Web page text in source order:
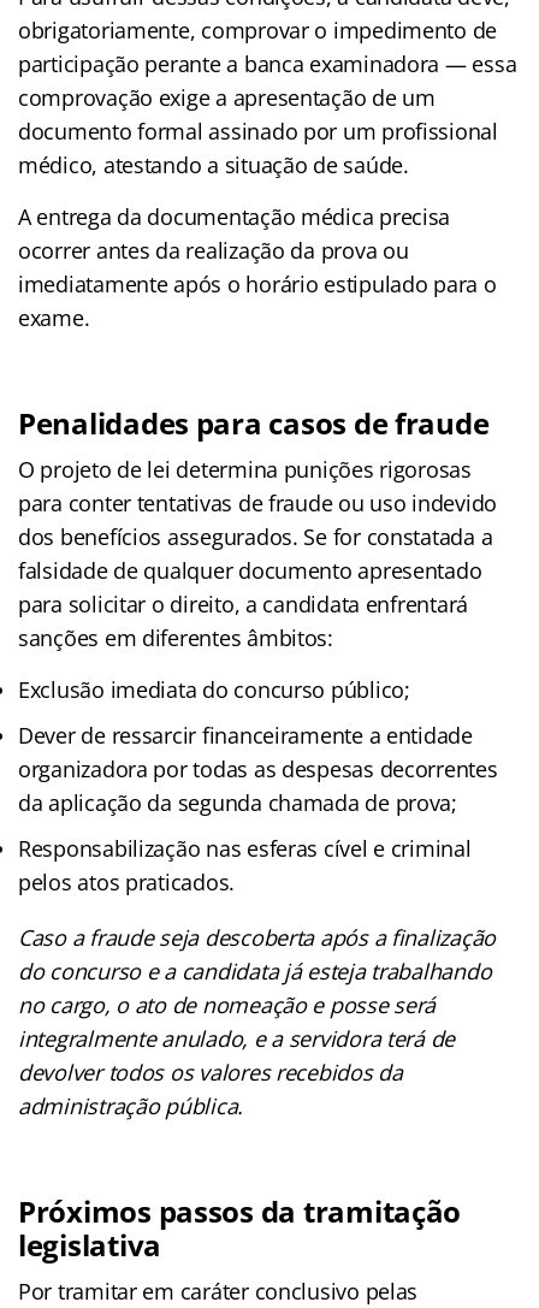
obrigatoriamente, comprovar o impedimento de
participação perante a banca examinadora — essa
comprovação exige a apresentação de um
documento formal assinado por um profissional
médico, atestando a situação de saúde.
A entrega da documentação médica precisa
ocorrer antes da realização da prova ou
imediatamente após o horário estipulado para o
exame.
Penalidades para casos de fraude
O projeto de lei determina punições rigorosas
para conter tentativas de fraude ou uso indevido
dos benefícios assegurados. Se for constatada a
falsidade de qualquer documento apresentado
para solicitar o direito, a candidata enfrentará
sanções em diferentes âmbitos:
Exclusão imediata do concurso público;
Dever de ressarcir financeiramente a entidade
organizadora por todas as despesas decorrentes
da aplicação da segunda chamada de prova;
Responsabilização nas esferas cível e criminal
pelos atos praticados.
Caso a fraude seja descoberta após a finalização
do concurso e a candidata já esteja trabalhando
no cargo, o ato de nomeação e posse será
integralmente anulado, e a servidora terá de
devolver todos os valores recebidos da
administração pública.
Próximos passos da tramitação
legislativa
Por tramitar em caráter conclusivo pelas